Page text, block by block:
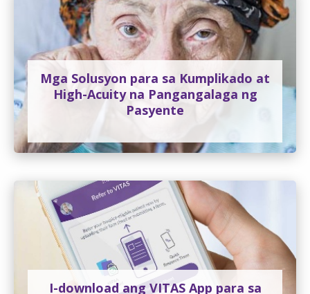
Mga Solusyon para sa Kumplikado at
High-Acuity na Pangangalaga ng
Pasyente
I-download ang VITAS App para sa